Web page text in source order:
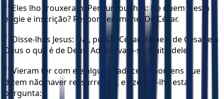
16 Eles lho trouxeram. Perguntou-lhes: De quem é esta
efígie e inscrição? Responderam-lhe: De César.
17 Disse-lhes Jesus: Dai, pois, a César o que é de César e a
Deus o que é de Deus. Admiravam-se muito dele.
18 Vieram ter com ele alguns saduceus, homens que
dizem não haver ressurreição, e fizeram-lhe esta
pergunta: